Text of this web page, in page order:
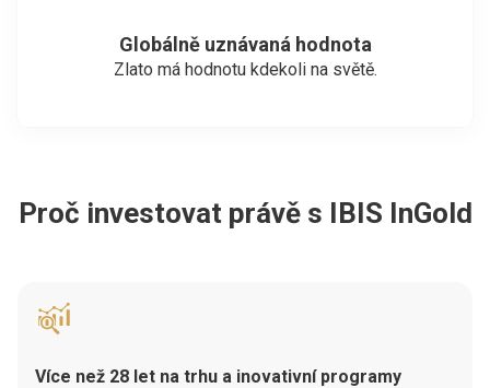
Zlato má hodnotu kdekoli na světě.
Globálně uznávaná hodnota
Proč investovat právě s IBIS InGold
Více než 28 let na trhu a inovativní programy